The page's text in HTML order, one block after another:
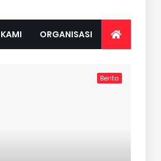
ORGANISASI
KAMI
Berita